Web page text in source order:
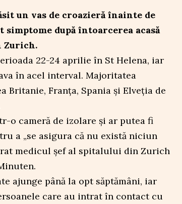
un vas de croazieră înainte de
după întoarcerea acasă
Zurich.
22-24 aprilie în St Helena, iar
în acel interval. Majoritatea
Britanie, Franța, Spania și Elveția de
o cameră de izolare și ar putea fi
a „se asigura că nu există niciun
medicul șef al spitalului din Zurich
ajunge până la opt săptămâni, iar
care au intrat în contact cu